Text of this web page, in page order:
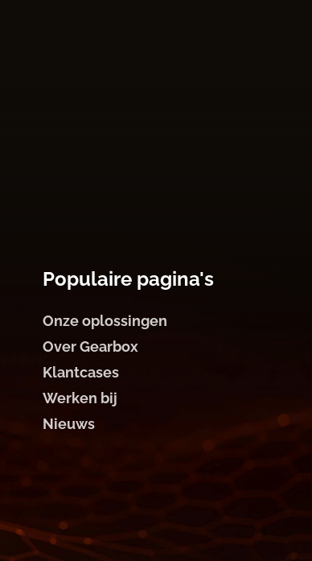
Populaire pagina's
Onze oplossingen
Over Gearbox
Klantcases
Werken bij
Nieuws